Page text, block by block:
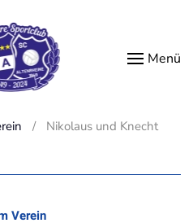
Menü
Nikolaus und Knecht
Verein